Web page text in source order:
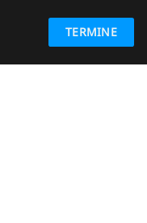
TERMINE